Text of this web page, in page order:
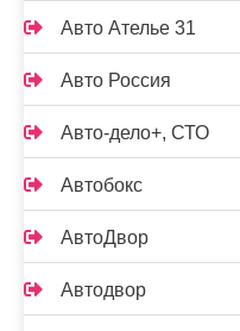
Авто Ателье 31
Авто Россия
Авто-дело+, СТО
Автобокс
АвтоДвор
Автодвор